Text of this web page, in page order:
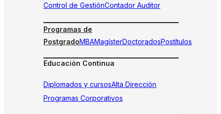
Control de GestiónContador Auditor
Programas de
PostgradoMBAMagísterDoctoradosPostítulos
Educación Continua
Diplomados y cursosAlta Dirección
Programas Corporativos